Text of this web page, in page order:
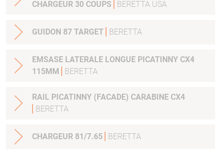
CHARGEUR 30 COUPS
BERETTA USA
GUIDON 87 TARGET BERETTA
EMSASE LATERALE LONGUE PICATINNY CX4
115MM
BERETTA
RAIL PICATINNY (FACADE) CARABINE CX4
BERETTA
CHARGEUR 81/7.65 BERETTA